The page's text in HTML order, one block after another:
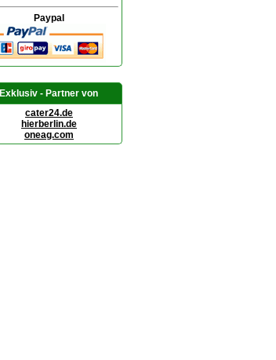
Paypal
Exklusiv - Partner von
cater24.de
hierberlin.de
oneag.com